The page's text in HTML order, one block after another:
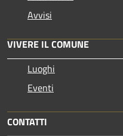
Avvisi
VIVERE IL COMUNE
Luoghi
Eventi
CONTATTI